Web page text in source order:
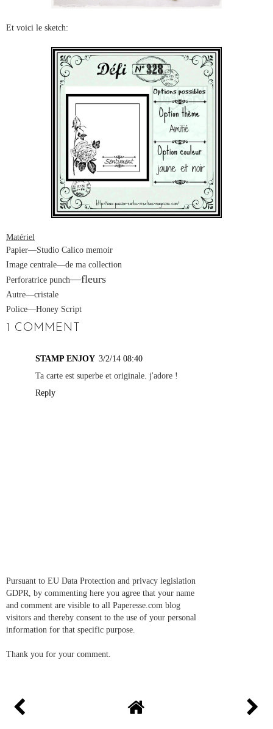
Et voici le sketch:
Matériel
Papier—Studio Calico memoir
Image centrale—de ma collection
Perforatrice punch—fleurs
Autre—cristale
Police—Honey Script
1 COMMENT
STAMP ENJOY 3/2/14 08:40
Ta carte est superbe et originale. j'adore !
Reply
Pursuant to EU Data Protection and privacy legislation
GDPR, by commenting here you agree that your name
and comment are visible to all Paperesse.com blog
visitors and thereby consent to the use of your personal
information for that specific purpose.
Thank you for your comment.